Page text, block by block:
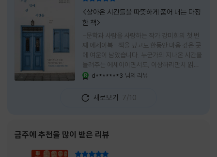
<살아온 시간들을 따뜻하게 품어 내는 다정
한 책>
-문학과 사람을 사랑하는 작가 강미희의 첫 번
째 에세이북- 책을 덮고도 한동안 마음 깊은 곳
에 여운이 남았습니다. 누군가의 지나온 시간을
들려주는 에세이이면서도, 이상하리만치 읽는
사람 자신의 삶을 다시 돌아보게 만드는 책이었
으로 머물지 않고, 각자의 상처와 후회, 다 지나
온 줄 알았던 마음의 결을 가만히 비추는 거울
는다는 것, 대신 지나온 시간 속에서 비로소 알
있고 무너지지 않는 것보다 다시 일어서는 일이
d*******3 님의 리뷰
새로보기 7/10
금주에 추천을 많이 받은 리뷰